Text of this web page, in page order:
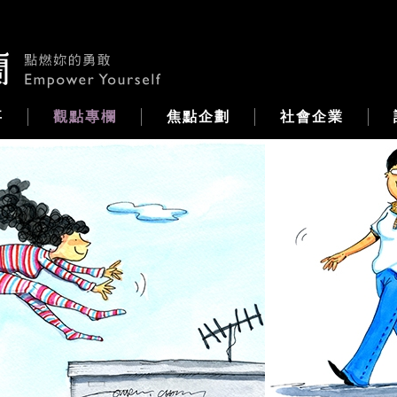
觀點專欄 焦點企劃 社會企業